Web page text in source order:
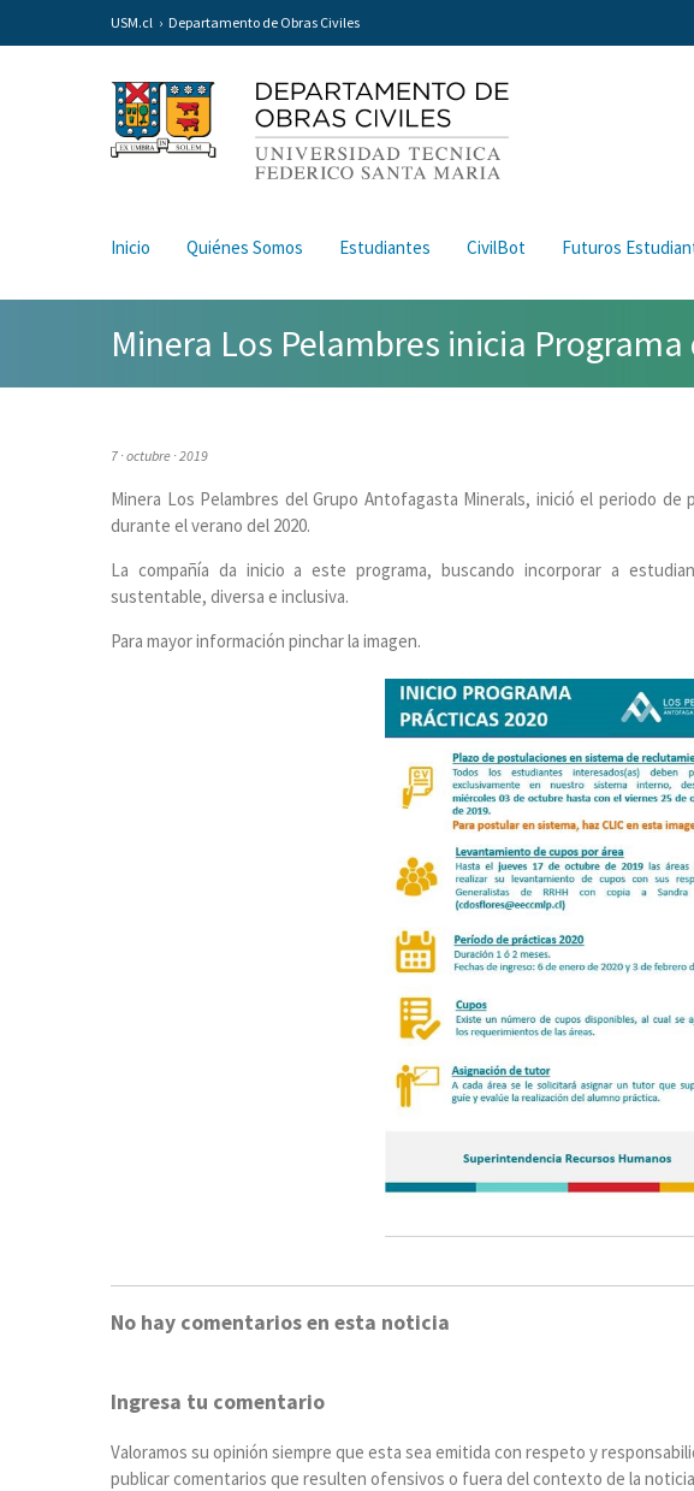
USM.cl Departamento de Obras Civiles
Inicio Quiénes Somos Estudiantes CivilBot Futuros
Minera Los Pelambres inicia
7 · octubre · 2019
Minera Los Pelambres del Grupo Antofagasta Minerals, inició el periodo
durante el verano del 2020.
La compañía da inicio a este programa, buscando incorporar a
sustentable, diversa e inclusiva.
Para mayor información pinchar la imagen.
No hay comentarios en esta noticia
Ingresa tu comentario
Valoramos su opinión siempre que esta sea emitida con respeto y
publicar comentarios que resulten ofensivos o fuera del contexto de la